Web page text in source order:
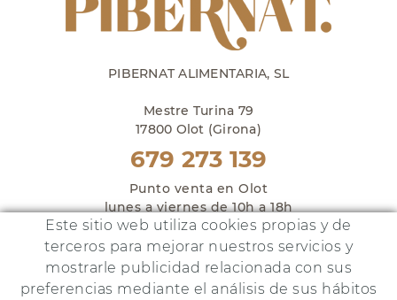
PIBERNAT ALIMENTARIA, SL
Mestre Turina 79
17800 Olot (Girona)
679 273 139
Punto venta en Olot
lunes a viernes de 10h a 18h
y sábados de 10h a 14h
Este sitio web utiliza cookies propias y de
terceros para mejorar nuestros servicios y
mostrarle publicidad relacionada con sus
preferencias mediante el análisis de sus hábitos